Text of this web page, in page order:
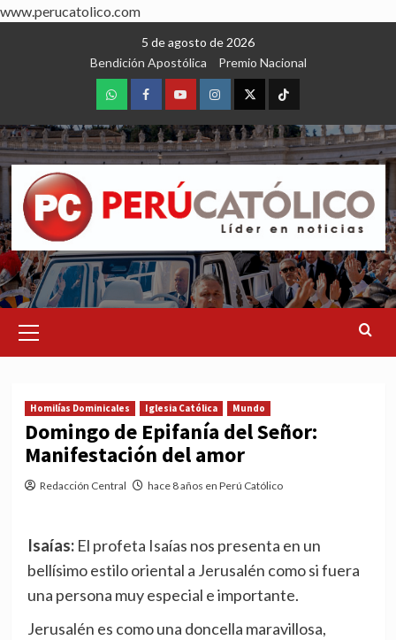
www.perucatolico.com
5 de agosto de 2026
Bendición Apostólica
Premio Nacional
WhatsAppFacebookYoutubeInstagram
X TikTok
Menu
Homilías Dominicales Iglesia Católica Mundo
Domingo de Epifanía del Señor:
Manifestación del amor
Redacción Central hace 8 años en Perú Católico
Isaías:El profeta Isaías nos presenta en un
bellísimo estilo oriental a Jerusalén como si fuera
una persona muy especial e importante.
Jerusalén es como una doncella maravillosa,